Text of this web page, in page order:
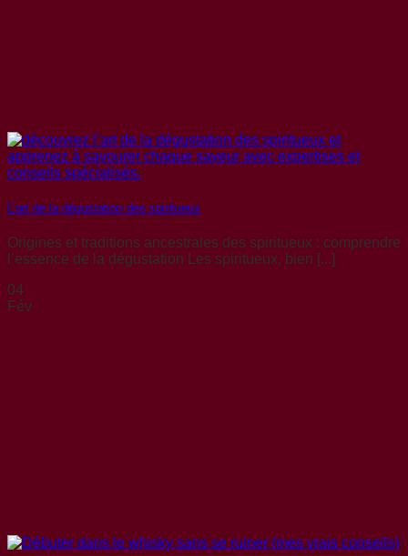
L’art de la dégustation des spiritueux
Origines et traditions ancestrales des spiritueux : comprendre
l’essence de la dégustation Les spiritueux, bien [...]
04
Fév